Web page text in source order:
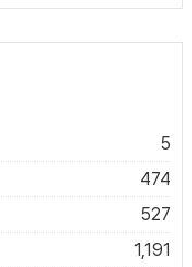
5
474
527
1,191